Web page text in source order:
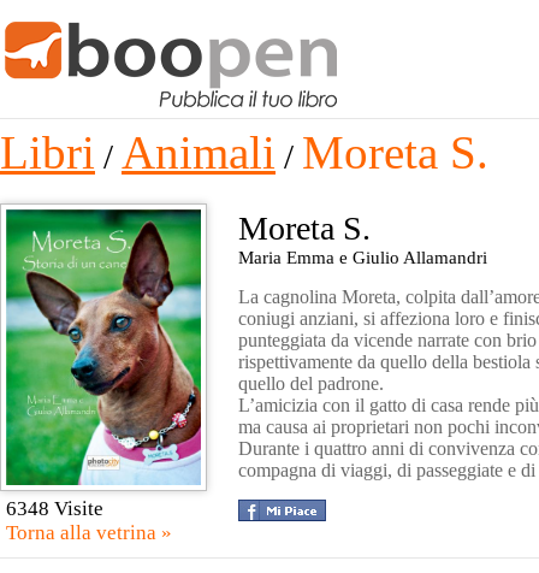
Libri / Animali / Moreta S.
6348 Visite
Torna alla vetrina »
Moreta S.
Maria Emma e Giulio Allamandri
La cagnolina Moreta, colpita
coniugi anziani, si affeziona loro e
punteggiata da vicende narrate con
rispettivamente da quello della bestiola
quello del padrone.
L’amicizia con il gatto di casa rende
ma causa ai proprietari non pochi
Durante i quattro anni di convivenza
compagna di viaggi, di passeggiate e